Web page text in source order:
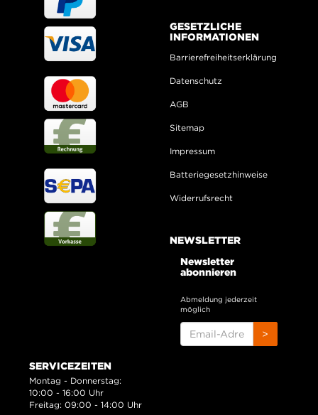
GESETZLICHE
INFORMATIONEN
Barrierefreiheitserklärung
Datenschutz
AGB
Sitemap
Impressum
Batteriegesetzhinweise
Widerrufsrecht
NEWSLETTER
Newsletter
abonnieren
Abmeldung jederzeit
möglich
EMAIL-
ADRESSE
>
SERVICEZEITEN
Montag - Donnerstag:
10:00 - 16:00 Uhr
Freitag: 09:00 - 14:00 Uhr